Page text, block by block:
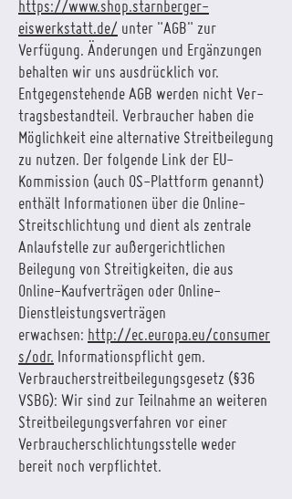
https://www.shop.starnberger-
eiswerkstatt.de/ unter "AGB" zur
Verfügung. Änderungen und Ergänzungen
behalten wir uns ausdrücklich vor.
Entgegenstehende AGB werden nicht Ver­
tragsbestandteil. Verbraucher haben die
Möglichkeit eine alternative Streitbeilegung
zu nutzen. Der folgende Link der EU-
Kommission (auch OS-Plattform genannt)
enthält Informationen über die Online-
Streitschlichtung und dient als zentrale
Anlaufstelle zur außergerichtlichen
Beilegung von Streitigkeiten, die aus
Online-Kaufverträgen oder Online-
Dienstleistungsverträgen
erwachsen: http://ec.europa.eu/consumer
s/odr. Informationspflicht gem.
Verbraucherstreitbeilegungsgesetz (§36
VSBG): Wir sind zur Teilnahme an weiteren
Streitbeilegungsverfahren vor einer
Verbraucherschlichtungsstelle weder
bereit noch verpflichtet.